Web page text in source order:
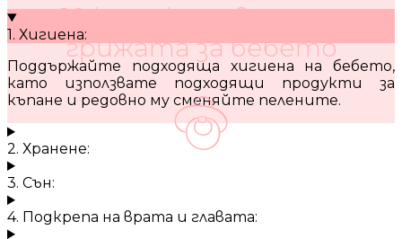
10 кратки съвета за
грижата за бебето
1. Хигиена:
Поддържайте подходяща хигиена на бебето,
като използвате подходящи продукти за
къпане и редовно му сменяйте пелените.
2. Хранене:
3. Сън:
4. Подкрепа на врата и главата: